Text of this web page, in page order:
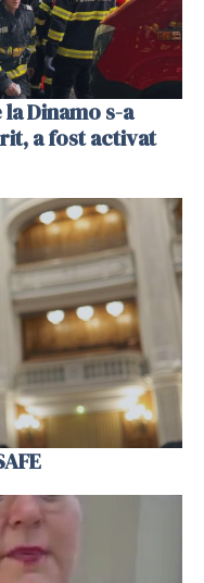
Dinamo s-a
a fost activat